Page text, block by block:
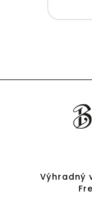
Výhradný